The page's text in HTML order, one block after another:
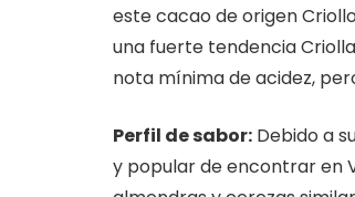
este cacao de origen
una fuerte tendencia
nota mínima de acidez,
Perfil de sabor: Debido a
y popular de encontrar en